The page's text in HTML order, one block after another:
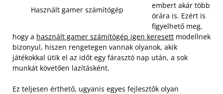
Használt gamer számítógép
embert akár több
órára is. Ezért is
figyelhető meg,
hogy a használt gamer számítógép igen keresett modellnek
bizonyul, hiszen rengetegen vannak olyanok, akik
játékokkal ütik el az időt egy fárasztó nap után, a sok
munkát követően lazításként.
Ez teljesen érthető, ugyanis egyes fejlesztők olyan